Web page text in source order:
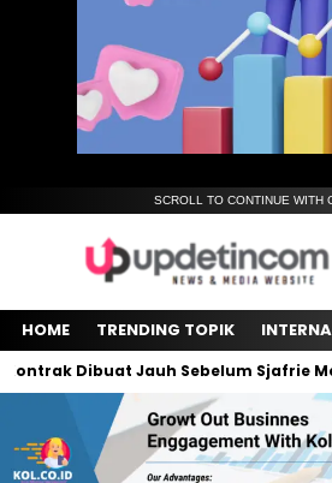
SCROLL TO CONTINUE WITH
HOME TRENDING TOPIK
Dibuat Jauh Sebelum Sjafrie